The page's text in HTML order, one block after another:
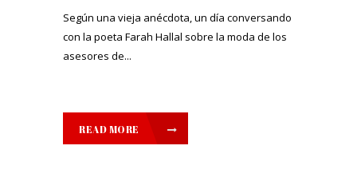
Según una vieja anécdota, un día conversando
con la poeta Farah Hallal sobre la moda de los
asesores de...
READ MORE